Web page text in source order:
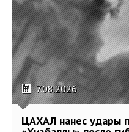
7.08.2026
ЦАХАЛ нанес удары